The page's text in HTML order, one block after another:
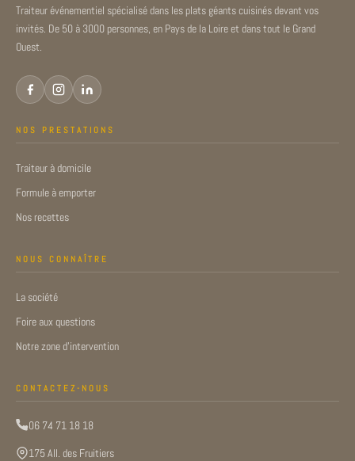
Traiteur événementiel spécialisé dans les plats géants cuisinés devant vos
invités. De 50 à 3000 personnes, en Pays de la Loire et dans tout le Grand
Ouest.
NOS PRESTATIONS
Traiteur à domicile
Formule à emporter
Nos recettes
NOUS CONNAÎTRE
La société
Foire aux questions
Notre zone d’intervention
CONTACTEZ-NOUS
06 74 71 18 18
175 All. des Fruitiers